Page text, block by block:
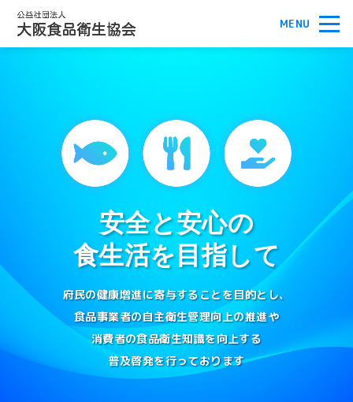
安全と安心の
食生活を目指して
府民の健康増進に寄与することを目的とし、
食品事業者の自主衛生管理向上の推進や
消費者の食品衛生知識を向上する
普及啓発を行っております